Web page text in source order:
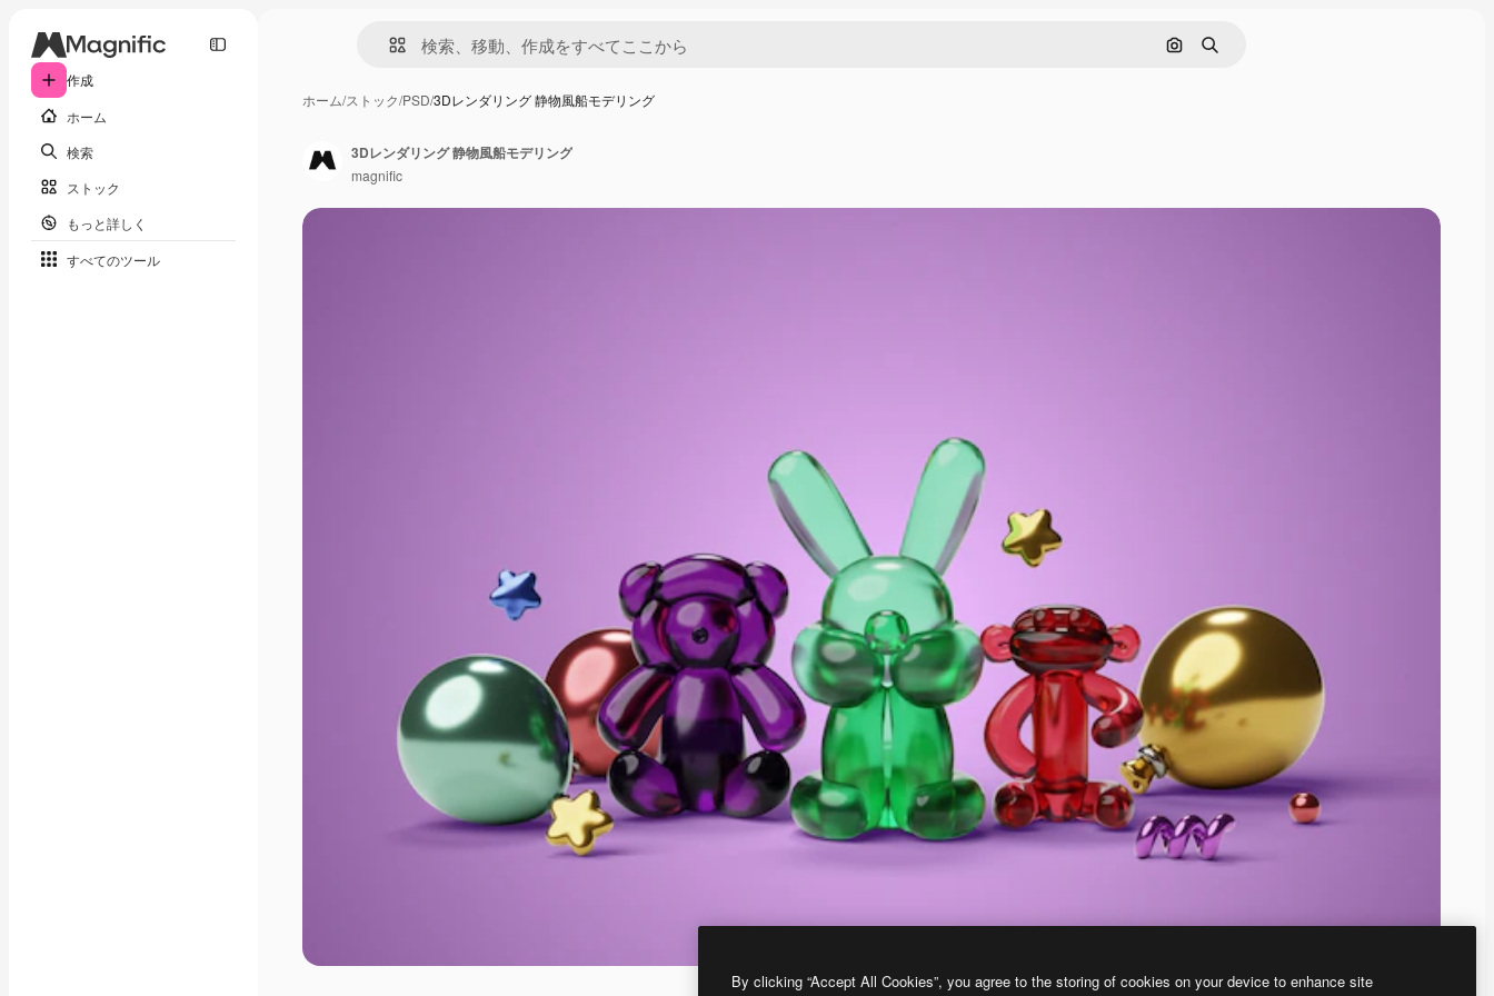
作成
ホーム
検索
ストック
もっと詳しく
すべてのツール
画像で検索
検索
ホーム/ストック/PSD/3Dレンダリング 静物風船モデリング
3Dレンダリング 静物風船モデリング
magnific
By clicking “Accept All Cookies”, you agree to the storing of cookies on your device to enhance site